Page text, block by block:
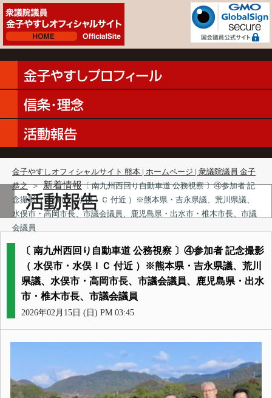
金子やすしオフィシャルサイト 熊本 | ホームページ | 衆議院議員 金子
恭之 ＞ 新着情報〔 南九州西回り自動車道 公務視察 〕④参加者 記
念撮影（ 水俣市・水俣ＩＣ 付近 ）※熊本県・吉永県議、荒川県議、
水俣市・高岡市長、市議会議員、鹿児島県・出水市・椎木市長、市議
会議員
〔 南九州西回り自動車道 公務視察 〕④参加者 記念撮影
（ 水俣市・水俣ＩＣ 付近 ）※熊本県・吉永県議、荒川
県議、水俣市・高岡市長、市議会議員、鹿児島県・出水
市・椎木市長、市議会議員
2026年02月15日 (日) PM 03:45